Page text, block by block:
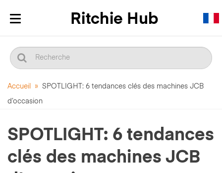
Afficher/masquer
navigation
Accueil » SPOTLIGHT: 6 tendances clés des machines JCB
d’occasion
SPOTLIGHT: 6 tendances
clés des machines JCB